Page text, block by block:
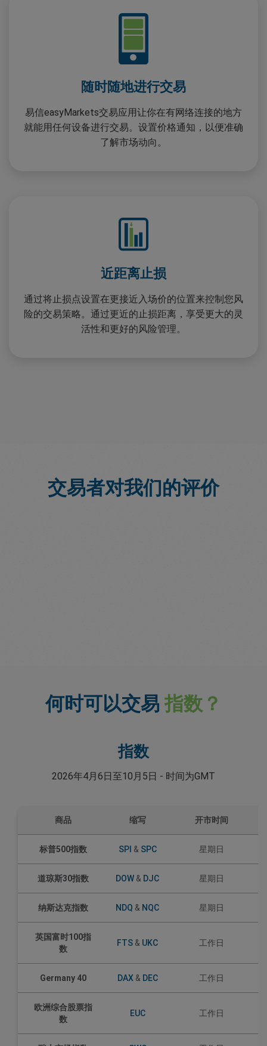
随时随地进行交易
易信easyMarkets交易应用让你在有网络连接的地方
就能用任何设备进行交易。设置价格通知，以便准确
了解市场动向。
近距离止损
通过将止损点设置在更接近入场价的位置来控制您风
险的交易策略。通过更近的止损距离，享受更大的灵
活性和更好的风险管理。
交易者对我们的评价
何时可以交易 指数？
指数
2026年4月6日至10月5日 - 时间为GMT
商品 缩写 开市时间
标普500指数 SPI & SPC 星期日
道琼斯30指数 DOW & DJC 星期日
纳斯达克指数 NDQ & NQC 星期日
英国富时100指
数
FTS & UKC 工作日
Germany 40 DAX& DEC 工作日
欧洲综合股票指
数
EUC 工作日